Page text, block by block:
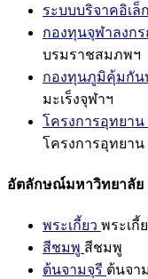
ระบบบริจาคอิเ
กองทุนจุฬาลงก
บรมราชสมภพฯ
กองทุนภูมิคุ้มกัน
มะเร็งจุฬาฯ
โครงการอุทยา
โครงการอุทยา
อัตลักษณ์มหาวิทยาลัย
พระเกี้ยว พระเกี้
สีชมพู สีชมพู
ต้นจามจุรี ต้นจา